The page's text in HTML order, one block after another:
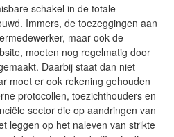
schakel in de totale
Immers, de toezeggingen aan
maar ook de
moeten nog regelmatig door
Daarbij staat dan niet
moet er ook rekening gehouden
protocollen, toezichthouders en
sector die op aandringen van
leggen op het naleven van strikte